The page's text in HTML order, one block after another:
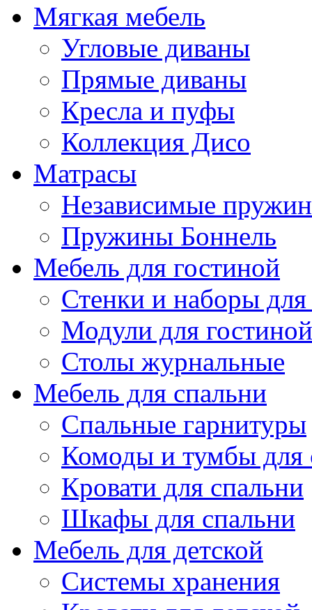
Мягкая мебель
Угловые диваны
Прямые диваны
Кресла и пуфы
Коллекция Дисо
Матрасы
Независимые
Пружины Боннель
Мебель для гостиной
Стенки и наборы для
Модули для гостиной
Столы журнальные
Мебель для спальни
Спальные гарнитуры
Комоды и тумбы для
Кровати для спальни
Шкафы для спальни
Мебель для детской
Системы хранения